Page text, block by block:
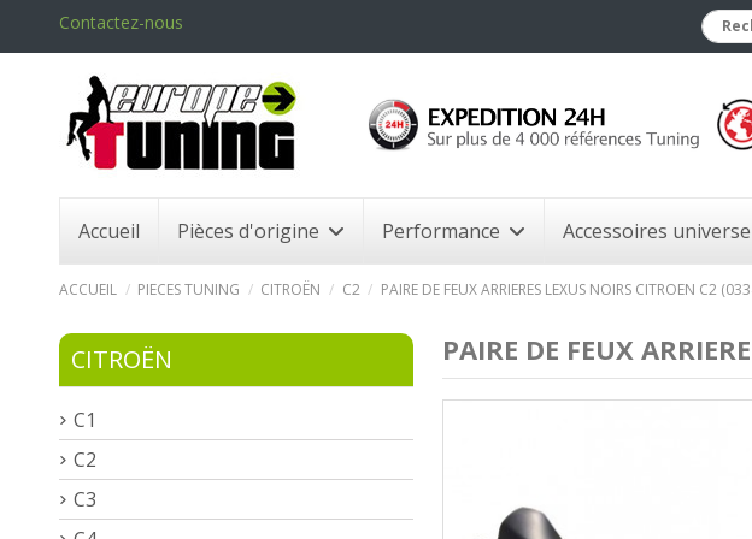
Contactez-nous
Accueil Pièces d'origine Performance Accessoires
ACCUEIL PIECES TUNING CITROËN C2 PAIRE DE FEUX ARRIERES LEXUS NOIRS CITROEN C2
PAIRE DE FEUX
CITROËN
C1
C2
C3